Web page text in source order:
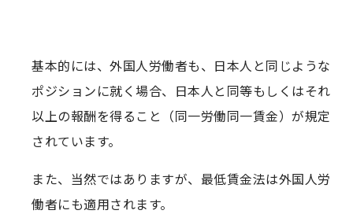
基本的には、外国人労働者も、日本人と同じような
ポジションに就く場合、日本人と同等もしくはそれ
以上の報酬を得ること（同一労働同一賃金）が規定
されています。
また、当然ではありますが、最低賃金法は外国人労
働者にも適用されます。